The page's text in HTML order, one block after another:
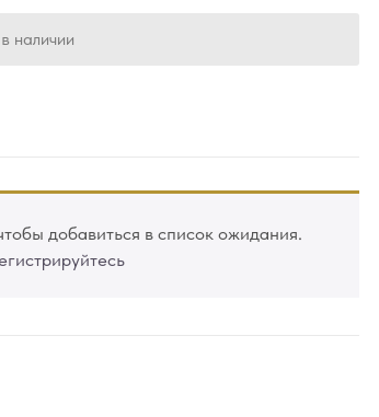
наличии
добавиться в список ожидания.